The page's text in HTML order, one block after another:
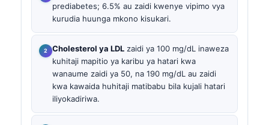
prediabetes; 6.5% au zaidi kwenye vipimo vya
kurudia huunga mkono kisukari.
Cholesterol ya LDL zaidi ya 100 mg/dL inaweza
kuhitaji mapitio ya karibu ya hatari kwa
wanaume zaidi ya 50, na 190 mg/dL au zaidi
kwa kawaida huhitaji matibabu bila kujali hatari
iliyokadiriwa.